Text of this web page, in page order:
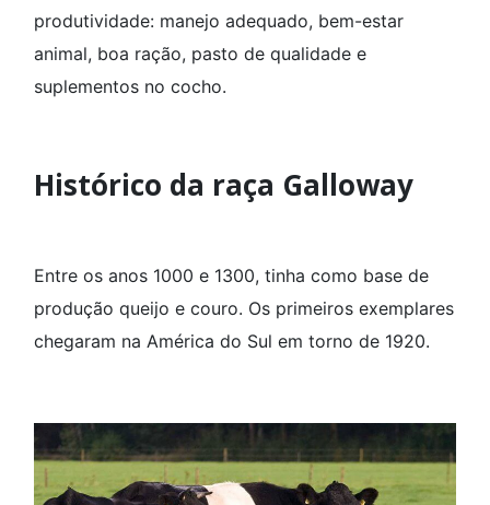
produtividade: manejo adequado, bem-estar
animal, boa ração, pasto de qualidade e
suplementos no cocho.
Histórico da raça Galloway
Entre os anos 1000 e 1300, tinha como base de
produção queijo e couro. Os primeiros exemplares
chegaram na América do Sul em torno de 1920.